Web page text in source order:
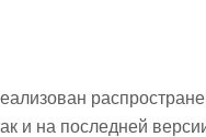
и на последней